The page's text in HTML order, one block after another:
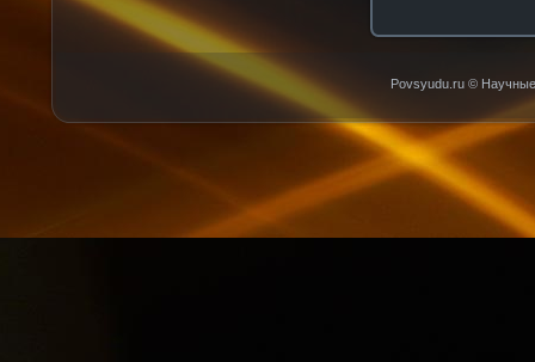
Povsyudu.ru © Научные